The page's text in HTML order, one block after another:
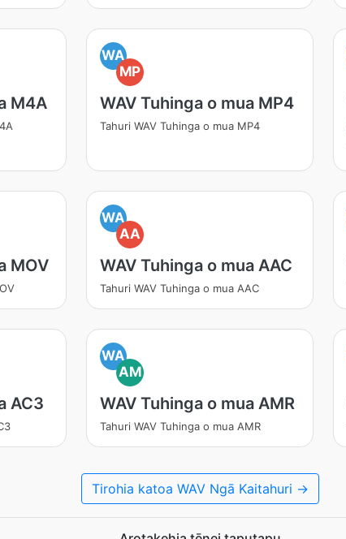
M4A
WA
MP
WAV Tuhinga o mua MP4
Tahuri WAV Tuhinga o mua MP4
MOV
WA
AA
WAV Tuhinga o mua AAC
Tahuri WAV Tuhinga o mua AAC
AC3
WA
AM
WAV Tuhinga o mua AMR
Tahuri WAV Tuhinga o mua AMR
Tirohia katoa WAV Ngā Kaitahuri →